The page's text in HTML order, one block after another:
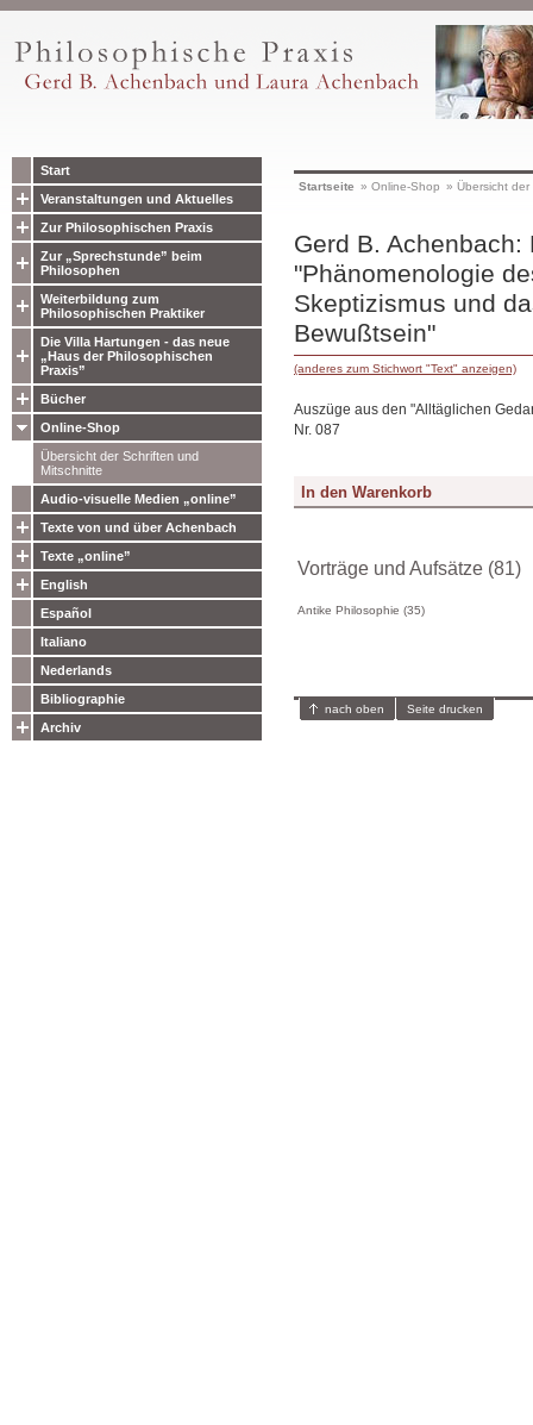
Start
Veranstaltungen und Aktuelles
Zur Philosophischen Praxis
Zur „Sprechstunde” beim
Philosophen
Weiterbildung zum
Philosophischen Praktiker
Die Villa Hartungen - das neue
„Haus der Philosophischen
Praxis”
Bücher
Online-Shop
Übersicht der Schriften und
Mitschnitte
Audio-visuelle Medien „online”
Texte von und über Achenbach
Texte „online”
English
Español
Italiano
Nederlands
Bibliographie
Archiv
Startseite » Online-Shop » Übersicht
Gerd B.
"Phänomenologie
Skeptizismus und
Bewußtsein"
(anderes zum Stichwort "Text" anzeigen)
Auszüge aus den "Alltäglichen
Nr. 087
Vorträge und Aufsätze (81)
Antike Philosophie (35)
nach oben Seite drucken